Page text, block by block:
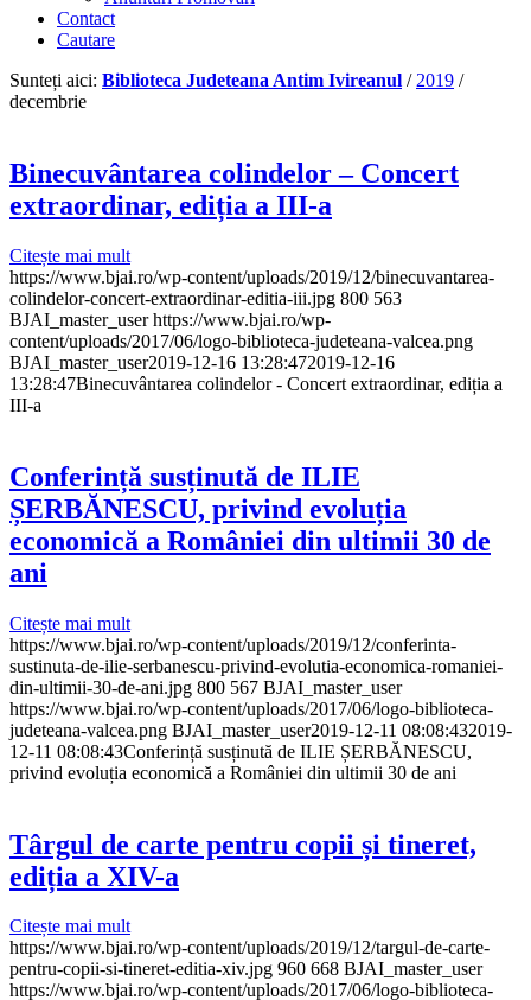
Contact
Cautare
Sunteți aici: Biblioteca Judeteana Antim Ivireanul / 2019 /
decembrie
Binecuvântarea colindelor – Concert
extraordinar, ediția a III-a
Citește mai mult
https://www.bjai.ro/wp-content/uploads/2019/12/binecuvantarea-
colindelor-concert-extraordinar-editia-iii.jpg 800 563
BJAI_master_user https://www.bjai.ro/wp-
content/uploads/2017/06/logo-biblioteca-judeteana-valcea.png
BJAI_master_user2019-12-16 13:28:472019-12-16
13:28:47Binecuvântarea colindelor - Concert extraordinar, ediția a
III-a
Conferință susținută de ILIE
ȘERBĂNESCU, privind evoluția
economică a României din ultimii 30 de
ani
Citește mai mult
https://www.bjai.ro/wp-content/uploads/2019/12/conferinta-
sustinuta-de-ilie-serbanescu-privind-evolutia-economica-romaniei-
din-ultimii-30-de-ani.jpg 800 567 BJAI_master_user
https://www.bjai.ro/wp-content/uploads/2017/06/logo-biblioteca-
judeteana-valcea.png BJAI_master_user2019-12-11 08:08:432019-
12-11 08:08:43Conferință susținută de ILIE ȘERBĂNESCU,
privind evoluția economică a României din ultimii 30 de ani
Târgul de carte pentru copii și tineret,
ediția a XIV-a
Citește mai mult
https://www.bjai.ro/wp-content/uploads/2019/12/targul-de-carte-
pentru-copii-si-tineret-editia-xiv.jpg 960 668 BJAI_master_user
https://www.bjai.ro/wp-content/uploads/2017/06/logo-biblioteca-